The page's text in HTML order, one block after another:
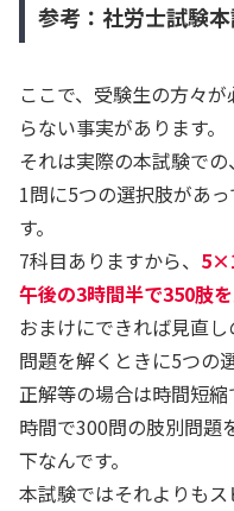
参考：社労士試験
ここで、受験生の方々
らない事実があります。
それは実際の本試験での、
1問に5つの選択肢があ
す。
7科目ありますから、
午後の3時間半で350肢
おまけにできれば見直し
問題を解くときに5つの
正解等の場合は時間短
時間で300問の肢別問題
下なんです。
本試験ではそれよりも